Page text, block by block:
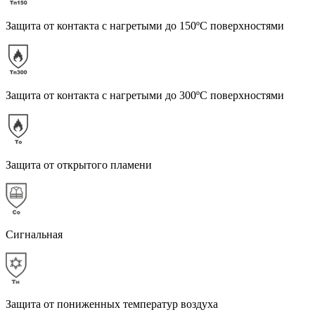
Защита от контакта с нагретыми до 150ºС поверхностями
Защита от контакта с нагретыми до 300ºС поверхностями
Защита от открытого пламени
Сигнальная
Защита от пониженных температур воздуха